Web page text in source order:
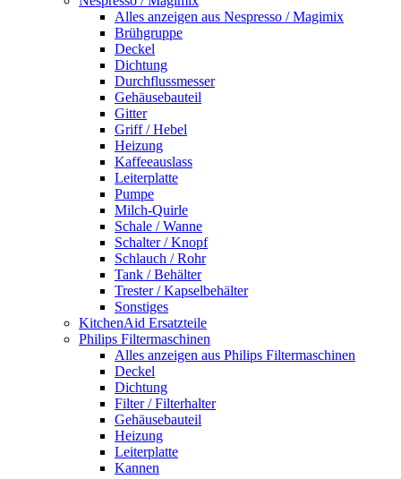
Alles anzeigen aus Nespresso / Magimix
Brühgruppe
Deckel
Dichtung
Durchflussmesser
Gehäusebauteil
Gitter
Griff / Hebel
Heizung
Kaffeeauslass
Leiterplatte
Pumpe
Milch-Quirle
Schale / Wanne
Schalter / Knopf
Schlauch / Rohr
Tank / Behälter
Trester / Kapselbehälter
Sonstiges
KitchenAid Ersatzteile
Philips Filtermaschinen
Alles anzeigen aus Philips Filtermaschinen
Deckel
Dichtung
Filter / Filterhalter
Gehäusebauteil
Heizung
Leiterplatte
Kannen